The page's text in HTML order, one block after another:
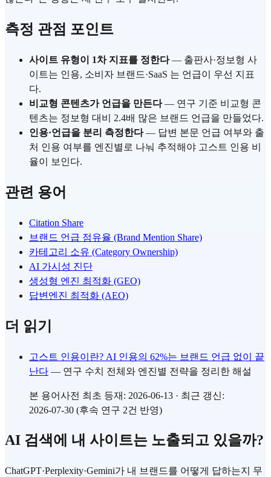
측정 관점 포인트
사이트 유형이 1차 지표를 정한다— 출판사·정보형 사
이트는 인용, 소비자 브랜드·SaaS 는 언급이 우선 지표
다.
비교형 콘텐츠가 언급을 만든다— 연구 기준 비교형 콘
텐츠는 정보형 대비 2.4배 많은 브랜드 언급을 만들었다.
인용·언급을 분리 측정한다— 답변 본문 언급 여부와 출
처 인용 여부를 엔진별로 나눠 추적해야 고스트 인용 비
율이 보인다.
관련 용어
Citation Share
브랜드 언급 점유율 (Brand Mention Share)
카테고리 소유 (Category Ownership)
AI 가시성 진단
생성형 엔진 최적화 (GEO)
답변엔진 최적화 (AEO)
더 읽기
고스트 인용이란? AI 인용의 62%는 브랜드 언급 없이 끝
난다 — 연구 수치 전체와 엔진별 전략을 정리한 해설
본 용어사전 최초 등재: 2026-06-13 · 최근 갱신:
2026-07-30 (후속 연구 2건 반영)
AI 검색에 내 사이트는 노출되고 있을까?
ChatGPT·Perplexity·Gemini가 내 브랜드를 어떻게 답하는지 무